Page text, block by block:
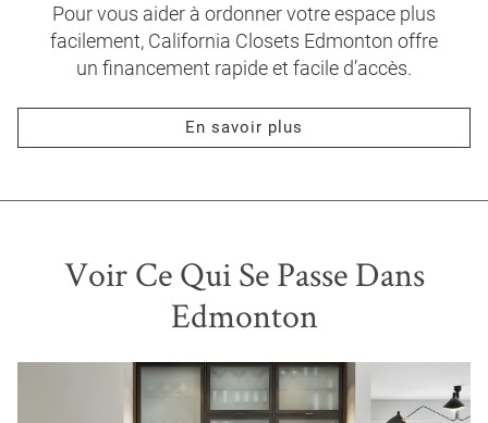
Pour vous aider à ordonner votre espace plus
facilement, California Closets Edmonton offre
un financement rapide et facile d’accès.
En savoir plus
Voir Ce Qui Se Passe Dans
Edmonton